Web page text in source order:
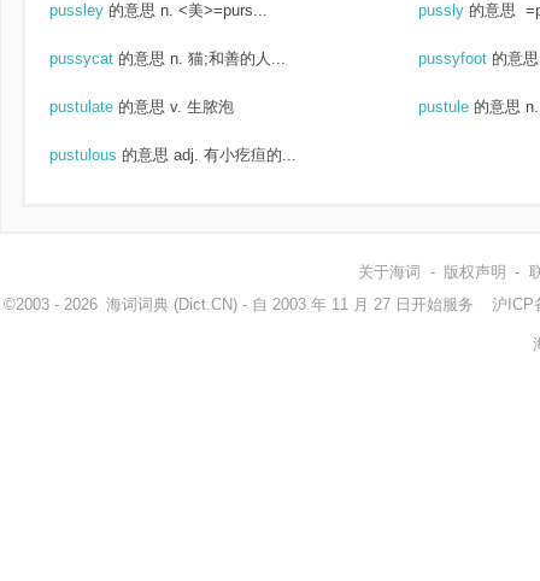
pussley 的意思 n. <美>=purs... pussly 的意思
pussycat 的意思 n. 猫;和善的人... pussyfoot 的意思
pustulate 的意思 v. 生脓泡 pustule 的意思
pustulous 的意思 adj. 有小疙疸的...
关于海词 - 版权声明 -
©2003 - 2026 海词词典 (Dict.CN) - 自 2003 年 11 月 27 日开始服务 沪ICP